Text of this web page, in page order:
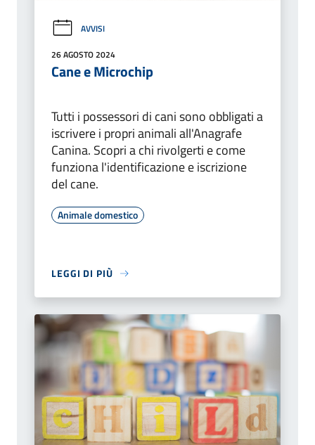
AVVISI
26 AGOSTO 2024
Cane e Microchip
Tutti i possessori di cani sono obbligati a
iscrivere i propri animali all'Anagrafe
Canina. Scopri a chi rivolgerti e come
funziona l'identificazione e iscrizione
del cane.
Animale domestico
LEGGI DI PIÙ